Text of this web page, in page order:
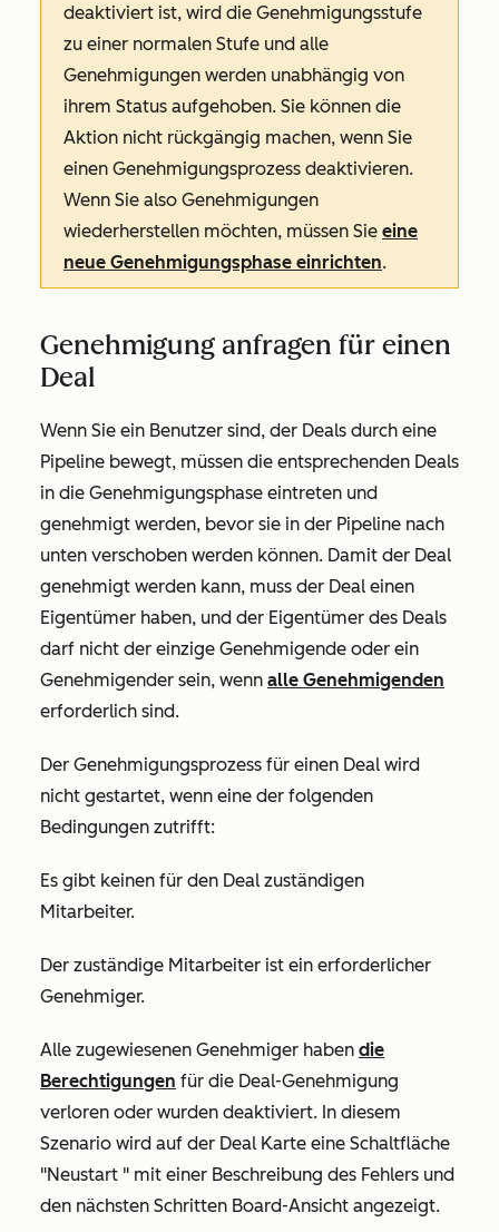
deaktiviert ist, wird die Genehmigungsstufe
zu einer normalen Stufe und alle
Genehmigungen werden unabhängig von
ihrem Status aufgehoben. Sie können die
Aktion nicht rückgängig machen, wenn Sie
einen Genehmigungsprozess deaktivieren.
Wenn Sie also Genehmigungen
wiederherstellen möchten, müssen Sie eine
neue Genehmigungsphase einrichten.
Genehmigung anfragen für einen
Deal
Wenn Sie ein Benutzer sind, der Deals durch eine
Pipeline bewegt, müssen die entsprechenden Deals
in die Genehmigungsphase eintreten und
genehmigt werden, bevor sie in der Pipeline nach
unten verschoben werden können. Damit der Deal
genehmigt werden kann, muss der Deal einen
Eigentümer haben, und der Eigentümer des Deals
darf nicht der einzige Genehmigende oder ein
Genehmigender sein, wenn alle Genehmigenden
erforderlich sind.
Der Genehmigungsprozess für einen Deal wird
nicht gestartet, wenn eine der folgenden
Bedingungen zutrifft:
Es gibt keinen für den Deal zuständigen
Mitarbeiter.
Der zuständige Mitarbeiter ist ein erforderlicher
Genehmiger.
Alle zugewiesenen Genehmiger haben die
Berechtigungen für die Deal-Genehmigung
verloren oder wurden deaktiviert. In diesem
Szenario wird auf der Deal Karte eine Schaltfläche
"Neustart " mit einer Beschreibung des Fehlers und
den nächsten Schritten Board-Ansicht angezeigt.